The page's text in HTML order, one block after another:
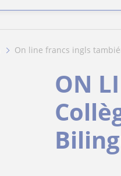
on line francs ingls
ON